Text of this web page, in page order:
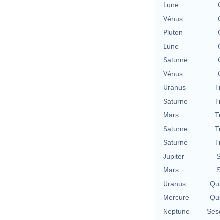
Lune
Vénus
Pluton
Lune
Saturne
Vénus
Uranus
Saturne
Mars
Saturne
Saturne
Jupiter
Mars
Uranus
Mercure
Neptune